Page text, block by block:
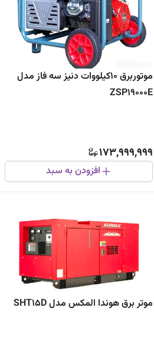
موتوربرق 10کیلووات دنیز سه فاز مدل
ZSP19000E
173,999,999
افزودن به سبد
موتر برق هوندا المکس مدل SHT15D